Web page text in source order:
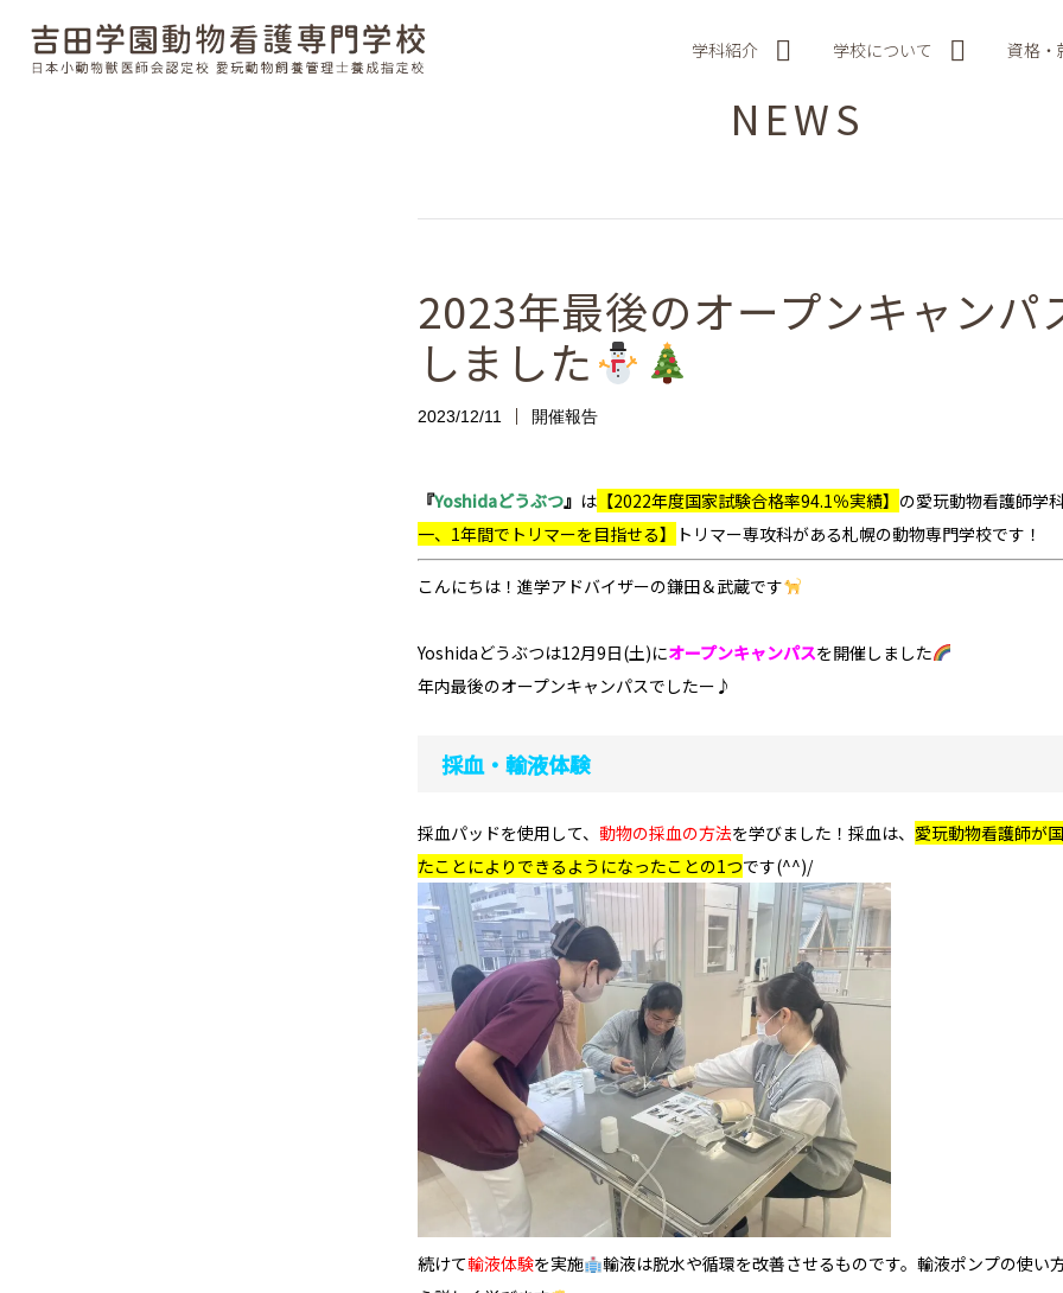
学科紹介 学校について 資格・
NEWS
2023年最後のオープンキャンパ
しました
2023/12/11 開催報告
『Yoshidaどうぶつ』 は 【2022年度国家試験合格率94.1％実績】 の愛玩動物看護師学
一、1年間でトリマーを目指せる】
トリマー専攻科がある札幌の動物専門学校です！
こんにちは！進学アドバイザーの鎌田＆武蔵です
Yoshidaどうぶつは12月9日(土)にオープンキャンパスを開催しました
年内最後のオープンキャンパスでしたー♪
採血・輸液体験
採血パッドを使用して、 動物の採血の方法を学びました！採血は、 愛玩動物看護師が
たことによりできるようになったことの1つです(^^)/
続けて輸液体験を実施
輸液は脱水や循環を改善させるものです。輸液ポンプの使い